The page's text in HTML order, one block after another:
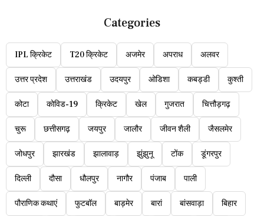
Categories
IPL क्रिकेट T20 क्रिकेट अजमेर अपराध अलवर
उत्तर प्रदेश उत्तराखंड उदयपुर ओडिशा कबड्डी कुश्ती
कोटा कोविड-19 क्रिकेट खेल गुजरात चित्तौड़गढ़
चुरू छत्तीसगढ़ जयपुर जालौर जीवन शैली जैसलमेर
जोधपुर झारखंड झालावाड़ झुंझुनू टोंक डूंगरपुर
दिल्ली दौसा धौलपुर नागौर पंजाब पाली
पौराणिक कथाएं फुटबॉल बाड़मेर बारां बांसवाड़ा बिहार